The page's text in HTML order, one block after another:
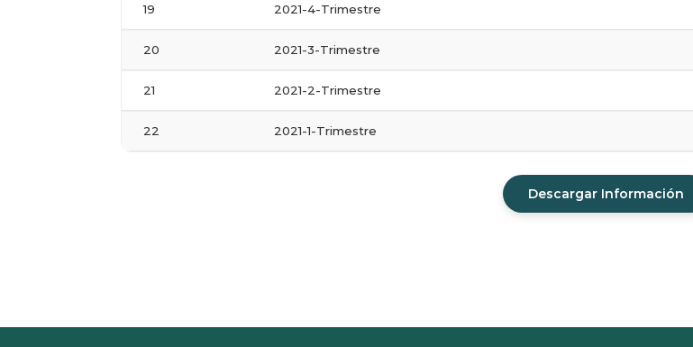
19 2021-4-Trimestre
20 2021-3-Trimestre
21 2021-2-Trimestre
22 2021-1-Trimestre
Descargar Información